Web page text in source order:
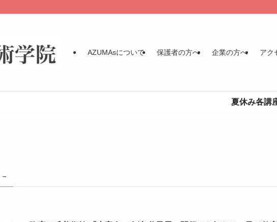
AZUMAsについて 保護者の方へ 企業の方へ アク
夏休み各講座の募集を
–